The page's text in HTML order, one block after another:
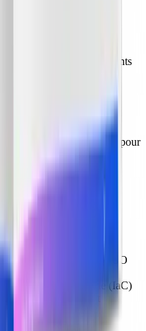
solution CSPM, un
et la réponse aux incidents
et des tests d'intrusion
workloads
et les fonctions serverless pour
EDR, détection
security controls
réglementaire (SOC 2, ISO
as Code (IaC)
de sécurité et